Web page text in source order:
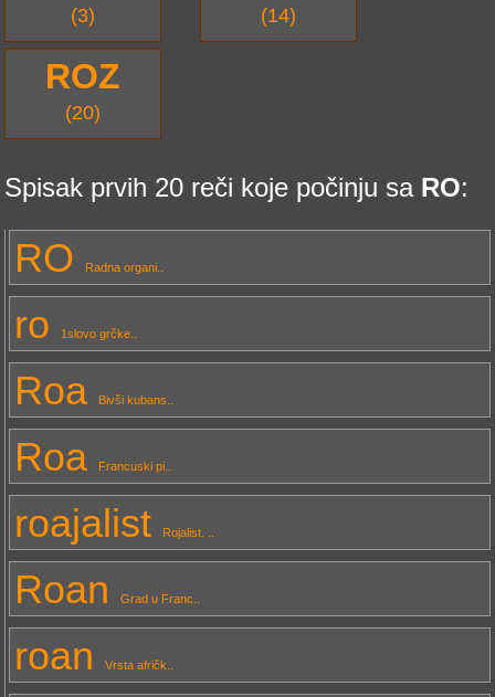
(3) (14)
ROZ
(20)
Spisak prvih 20 reči koje počinju sa RO:
RO Radna organi..
ro 1slovo grčke..
Roa Bivši kubans..
Roa Francuski pi..
roajalist Rojalist. ..
Roan Grad u Franc..
roan Vrsta afričk..